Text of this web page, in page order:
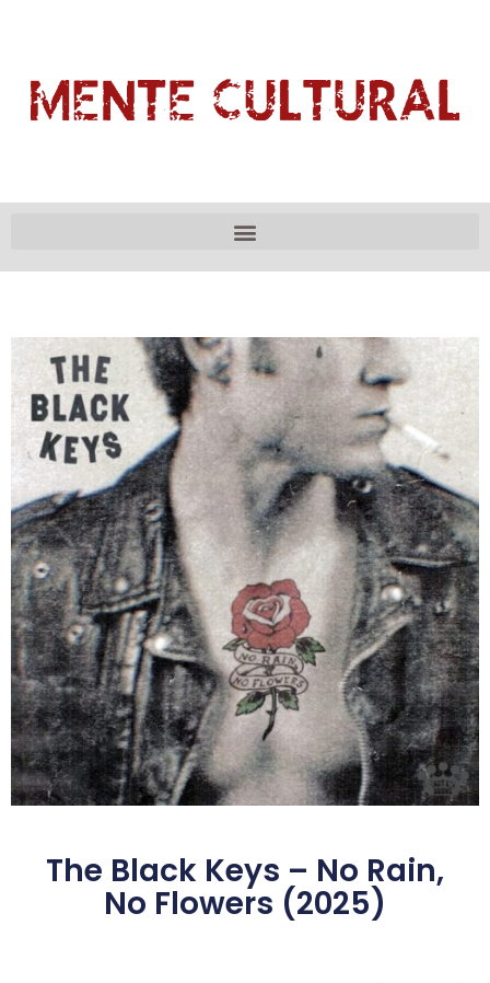
The Black Keys – No Rain,
No Flowers (2025)